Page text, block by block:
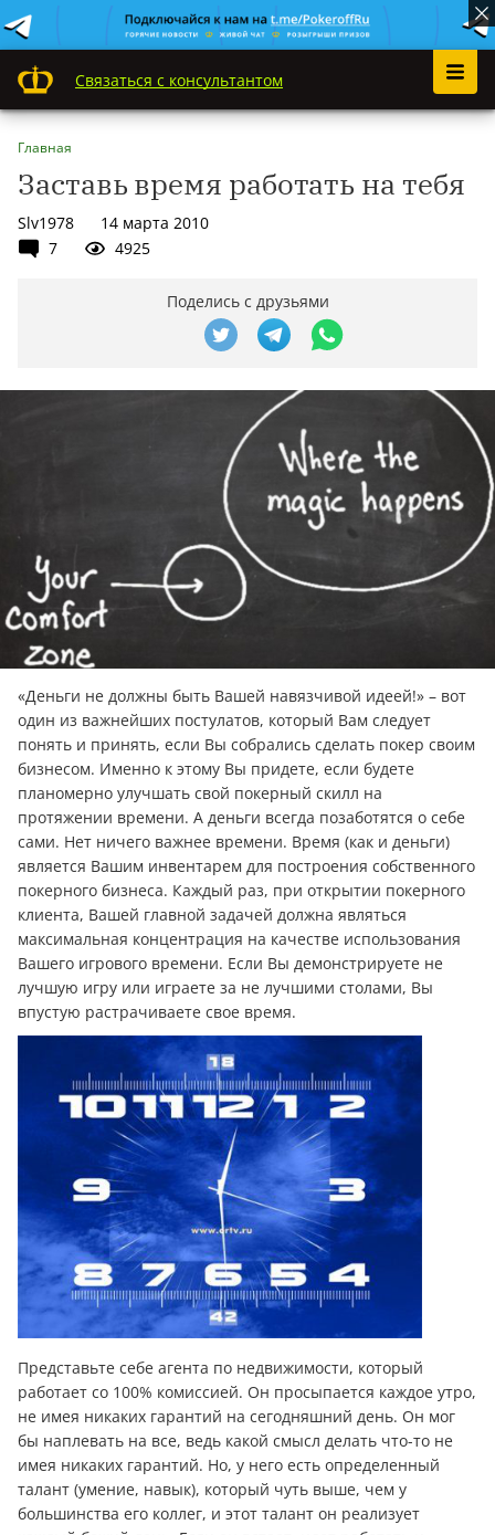
Связаться с консультантом
Главная
Заставь время работать на тебя
Slv1978
14 марта 2010
7
4925
Поделись с друзьями
«Дeньги не должны быть Вашей навязчивой идеей!» – вот
один из важнейших постулатов, который Вам следует
понять и принять, если Вы собрались сделать покер своим
бизнесом. Именно к этому Вы придете, если будете
планомерно улучшать свой покерный скилл на
протяжении времени. А дeньги всегда позаботятся о себе
сами. Нет ничего важнее времени. Время (как и дeньги)
является Вашим инвентарем для построения собственного
покерного бизнеса. Каждый раз, при открытии покерного
клиента, Вашей главной задачей должна являться
максимальная концентрация на качестве использования
Вашего игрового времени. Если Вы демонстрируете не
лучшую игру или играете за не лучшими столами, Вы
впустую растрачиваете свое время.
Представьте себе агента по недвижимости, который
работает со 100% комиссией. Он просыпается каждое утро,
не имея никаких гарантий на сегодняшний день. Он мог
бы наплевать на все, ведь какой смысл делать что-то не
имея никаких гарантий. Но, у него есть определенный
талант (умение, навык), который чуть выше, чем у
большинства его коллег, и этот талант он реализует